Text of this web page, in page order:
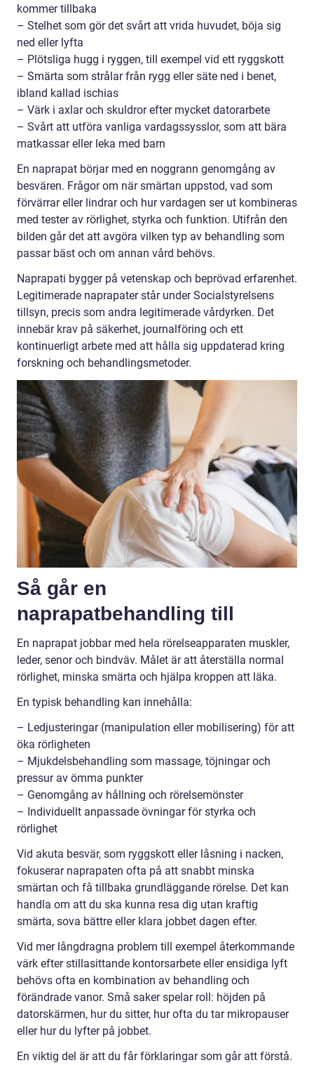
kommer tillbaka
– Stelhet som gör det svårt att vrida huvudet, böja sig
ned eller lyfta
– Plötsliga hugg i ryggen, till exempel vid ett ryggskott
– Smärta som strålar från rygg eller säte ned i benet,
ibland kallad ischias
– Värk i axlar och skuldror efter mycket datorarbete
– Svårt att utföra vanliga vardagssysslor, som att bära
matkassar eller leka med barn
En naprapat börjar med en noggrann genomgång av
besvären. Frågor om när smärtan uppstod, vad som
förvärrar eller lindrar och hur vardagen ser ut kombineras
med tester av rörlighet, styrka och funktion. Utifrån den
bilden går det att avgöra vilken typ av behandling som
passar bäst och om annan vård behövs.
Naprapati bygger på vetenskap och beprövad erfarenhet.
Legitimerade naprapater står under Socialstyrelsens
tillsyn, precis som andra legitimerade vårdyrken. Det
innebär krav på säkerhet, journalföring och ett
kontinuerligt arbete med att hålla sig uppdaterad kring
forskning och behandlingsmetoder.
Så går en
naprapatbehandling till
En naprapat jobbar med hela rörelseapparaten muskler,
leder, senor och bindväv. Målet är att återställa normal
rörlighet, minska smärta och hjälpa kroppen att läka.
En typisk behandling kan innehålla:
– Ledjusteringar (manipulation eller mobilisering) för att
öka rörligheten
– Mjukdelsbehandling som massage, töjningar och
pressur av ömma punkter
– Genomgång av hållning och rörelsemönster
– Individuellt anpassade övningar för styrka och
rörlighet
Vid akuta besvär, som ryggskott eller låsning i nacken,
fokuserar naprapaten ofta på att snabbt minska
smärtan och få tillbaka grundläggande rörelse. Det kan
handla om att du ska kunna resa dig utan kraftig
smärta, sova bättre eller klara jobbet dagen efter.
Vid mer långdragna problem till exempel återkommande
värk efter stillasittande kontorsarbete eller ensidiga lyft
behövs ofta en kombination av behandling och
förändrade vanor. Små saker spelar roll: höjden på
datorskärmen, hur du sitter, hur ofta du tar mikropauser
eller hur du lyfter på jobbet.
En viktig del är att du får förklaringar som går att förstå.